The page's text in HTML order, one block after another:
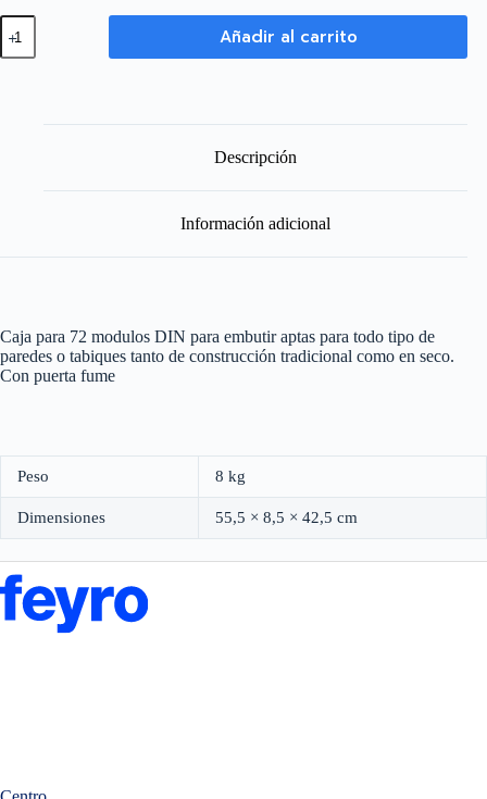
Caja
de
Embutir
Añadir al carrito
Descripción
Información adicional
Caja para 72 modulos DIN para embutir aptas para todo tipo de
paredes o tabiques tanto de construcción tradicional como en seco.
Con puerta fume
Peso 8 kg
Dimensiones 55,5 × 8,5 × 42,5 cm